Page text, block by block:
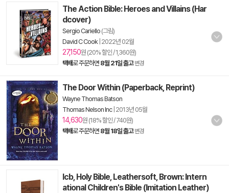
The Action Bible: Heroes and Villains (Har
dcover)
Sergio Cariello (그림)
David C Cook| 2022년 02월
27,150원 (20% 할인 / 1,360원)
택배로 주문하면 8월 21일 출고 변경
The Door Within (Paperback, Reprint)
Wayne Thomas Batson
Thomas Nelson Inc| 2013년 05월
14,630원 (18% 할인 / 740원)
택배로 주문하면 8월 18일 출고 변경
Icb, Holy Bible, Leathersoft, Brown: Intern
ational Children's Bible (Imitation Leather)